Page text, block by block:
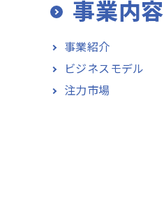
事業内容
事業紹介
ビジネスモデル
注力市場